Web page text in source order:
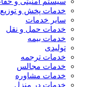
خدمات پخش و توزیع
سایر خدمات
خدمات حمل و نقل
خدمات بیمه
تولیدی
خدمات ترجمه
خدمات مجالس
خدمات مشاوره
خدمات در منزل